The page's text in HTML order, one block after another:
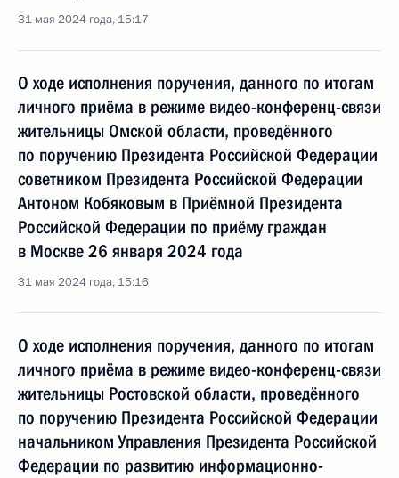
31 мая 2024 года, 15:17
О ходе исполнения поручения, данного по итогам
личного приёма в режиме видео-конференц-связи
жительницы Омской области, проведённого
по поручению Президента Российской Федерации
советником Президента Российской Федерации
Антоном Кобяковым в Приёмной Президента
Российской Федерации по приёму граждан
в Москве 26 января 2024 года
31 мая 2024 года, 15:16
О ходе исполнения поручения, данного по итогам
личного приёма в режиме видео-конференц-связи
жительницы Ростовской области, проведённого
по поручению Президента Российской Федерации
начальником Управления Президента Российской
Федерации по развитию информационно-